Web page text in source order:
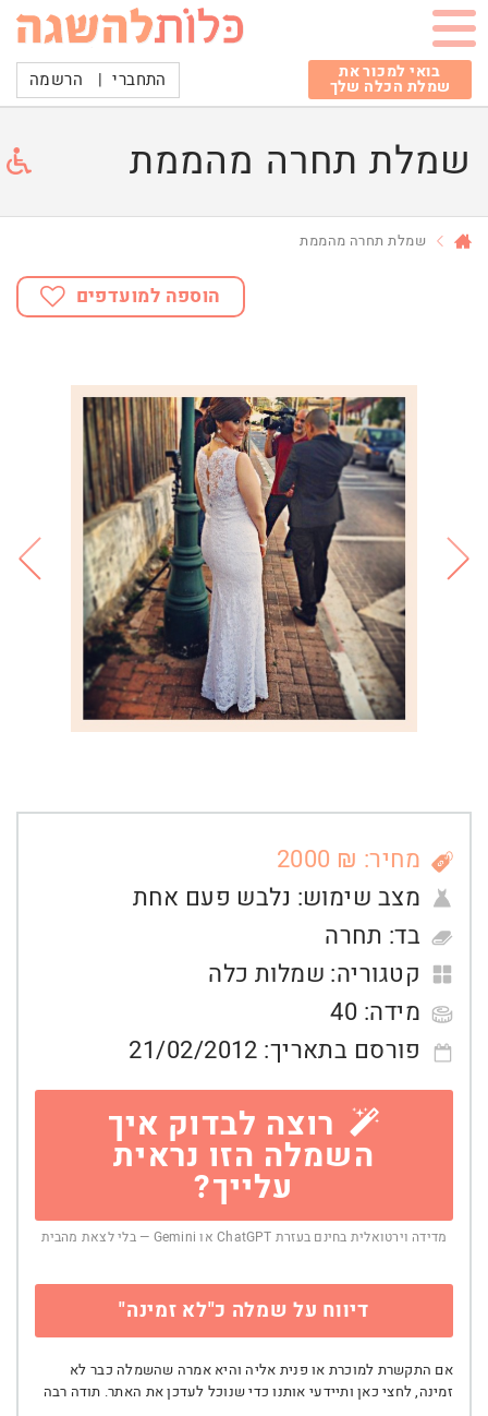
בואי למכור את
שמלת הכלה שלך התחברי | הרשמה
שמלת תחרה מהממת
שמלת תחרה מהממת
הוספה למועדפים
מחיר: ₪ 2000
מצב שימוש: נלבש פעם אחת
בד: תחרה
קטגוריה: שמלות כלה
מידה: 40
פורסם בתאריך: 21/02/2012
רוצה לבדוק איך
השמלה הזו נראית
עלייך?
מדידה וירטואלית בחינם בעזרת ChatGPT או Gemini — בלי לצאת מהבית
דיווח על שמלה כ"לא זמינה"
אם התקשרת למוכרת או פנית אליה והיא אמרה שהשמלה כבר לא
זמינה, לחצי כאן ותיידעי אותנו כדי שנוכל לעדכן את האתר. תודה רבה